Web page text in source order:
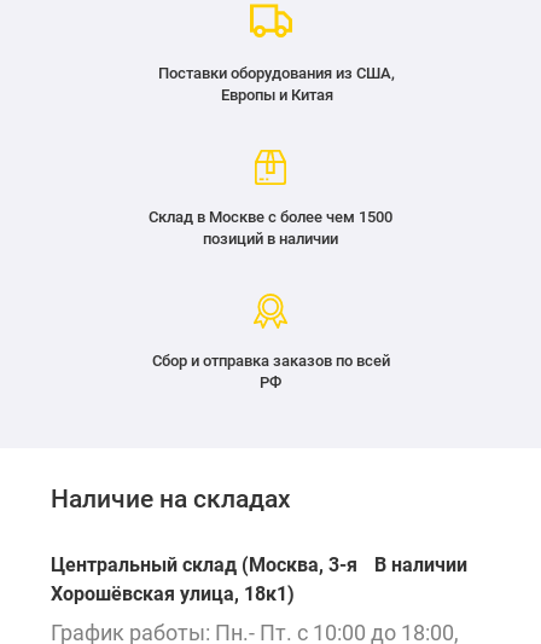
Поставки оборудования из США,
Европы и Китая
Склад в Москве с более чем 1500
позиций в наличии
Сбор и отправка заказов по всей
РФ
Наличие на складах
Центральный склад (Москва, 3-я
Хорошёвская улица, 18к1)
В наличии
График работы: Пн.- Пт. с 10:00 до 18:00,